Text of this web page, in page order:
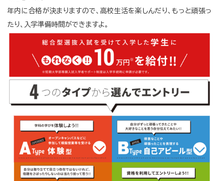
年内に合格が決まりますので、高校生活を楽しんだり、もっと頑張っ
たり、入学準備時間ができますよ。